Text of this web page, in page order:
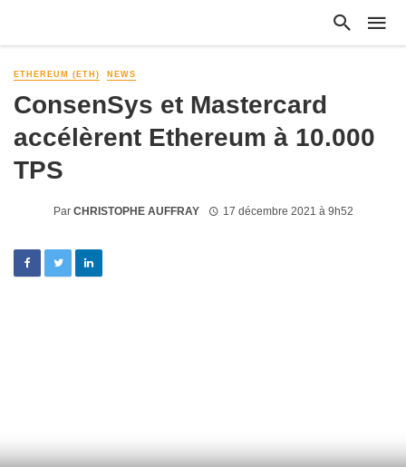
ETHEREUM (ETH) NEWS
ConsenSys et Mastercard
accélèrent Ethereum à 10.000
TPS
Par CHRISTOPHE AUFFRAY 17 décembre 2021 à 9h52